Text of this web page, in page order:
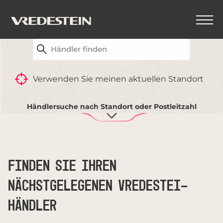
VREDESTEIN-HÄNDLER
Verwenden Sie meinen aktuellen Standort
Händlersuche nach Standort oder Postleitzahl
ZURÜCK
REIFENVERGLEICH
FINDEN SIE IHREN
NÄCHSTGELEGENEN VREDESTEI-
HÄNDLER